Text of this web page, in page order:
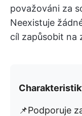
považováni za
Neexistuje
cíl zapůsobit na
📌Podporuje